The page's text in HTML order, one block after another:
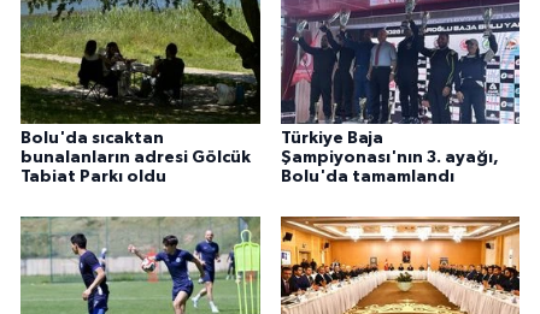
Bolu'da sıcaktan
bunalanların adresi Gölcük
Tabiat Parkı oldu
Türkiye Baja
Şampiyonası'nın 3. ayağı,
Bolu'da tamamlandı